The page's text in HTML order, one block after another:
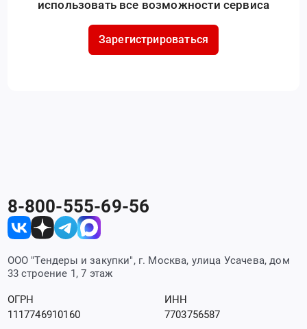
использовать все возможности сервиса
Зарегистрироваться
8-800-555-69-56
ООО "Тендеры и закупки", г. Москва, улица Усачева, дом
33 строение 1, 7 этаж
ОГРН
1117746910160
ИНН
7703756587